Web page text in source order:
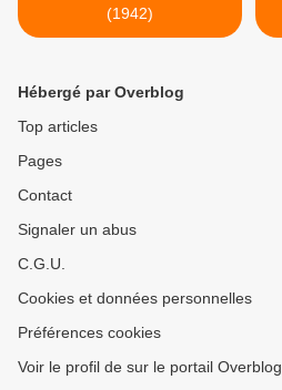
(1942)
Hébergé par Overblog
Top articles
Pages
Contact
Signaler un abus
C.G.U.
Cookies et données personnelles
Préférences cookies
Voir le profil de sur le portail Overblog